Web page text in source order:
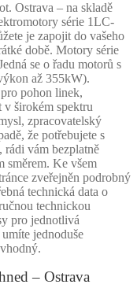
Ostrava – na skladě
série 1LC-
je zapojit do vašeho
době. Motory série
se o řadu motorů s
až 355kW).
pohon linek,
širokém spektru
zpracovatelský
že potřebujete s
rádi vám bezplatně
směrem. Ke všem
zveřejněn podrobný
technická data o
technickou
pro jednotlivá
jednoduše
– Ostrava